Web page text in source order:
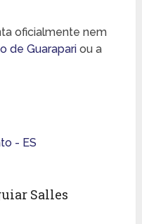
oficialmente nem
de Guarapariou a
- ES
Salles